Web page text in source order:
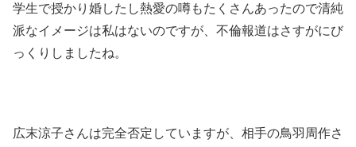
学生で授かり婚したし熱愛の噂もたくさんあったので清純
派なイメージは私はないのですが、不倫報道はさすがにび
っくりしましたね。
広末涼子さんは完全否定していますが、相手の鳥羽周作さ